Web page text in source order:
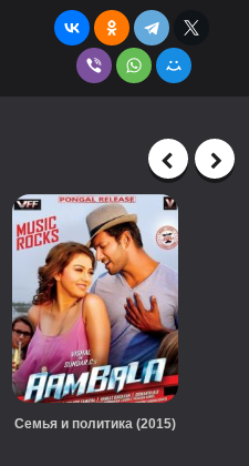
Семья и политика (2015)